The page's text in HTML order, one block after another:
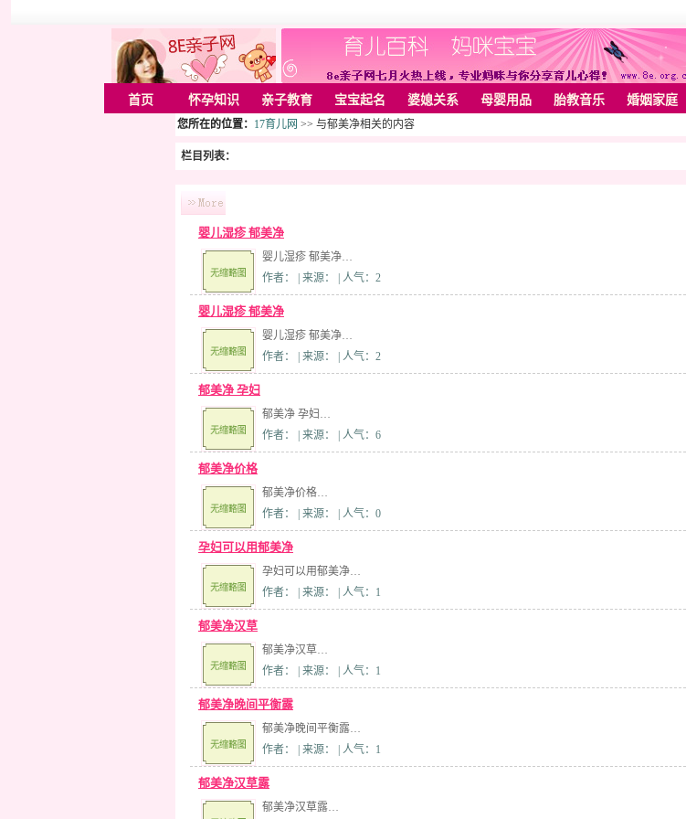
首页 怀孕知识 亲子教育 宝宝起名 婆媳关系 母婴用品 胎教音乐 婚姻家庭
您所在的位置： 17育儿网 >> 与郁美净相关的内容
栏目列表：
婴儿湿疹 郁美净
婴儿湿疹 郁美净…
作者： | 来源： | 人气：2
婴儿湿疹 郁美净
婴儿湿疹 郁美净…
作者： | 来源： | 人气：2
郁美净 孕妇
郁美净 孕妇…
作者： | 来源： | 人气：6
郁美净价格
郁美净价格…
作者： | 来源： | 人气：0
孕妇可以用郁美净
孕妇可以用郁美净…
作者： | 来源： | 人气：1
郁美净汉草
郁美净汉草…
作者： | 来源： | 人气：1
郁美净晚间平衡露
郁美净晚间平衡露…
作者： | 来源： | 人气：1
郁美净汉草露
郁美净汉草露…